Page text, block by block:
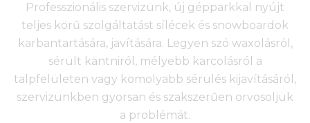
Professzionális szervizünk, új gépparkkal nyújt
teljes körű szolgáltatást sílécek és snowboardok
karbantartására, javítására. Legyen szó waxolásról,
sérült kantniról, mélyebb karcolásról a
talpfelületen vagy komolyabb sérülés kijavításáról,
szervizünkben gyorsan és szakszerűen orvosoljuk
a problémát.